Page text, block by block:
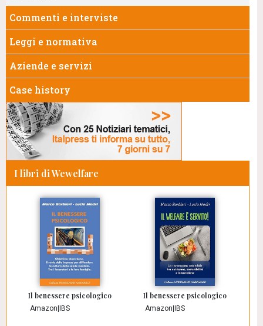
Commenti e interviste
Leggi e normativa
Aziende e servizi
Case history
I libri di Wewelfare
Il benessere psicologico
Amazon IBS
Il benessere psicologico
Amazon IBS